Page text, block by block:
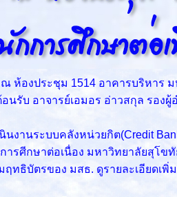
ห้องประชุม 1514 อาคารบริหาร
นรับ อาจารย์เอมอร อ่าวสกุล รอ
นงานระบบคลังหน่วยกิต(Credit
ารศีกษาต่อเนื่อง มหาวิทยาลัยสุโข
บัตรของ มสธ. ดูรายละเอียดเพิ่มเ